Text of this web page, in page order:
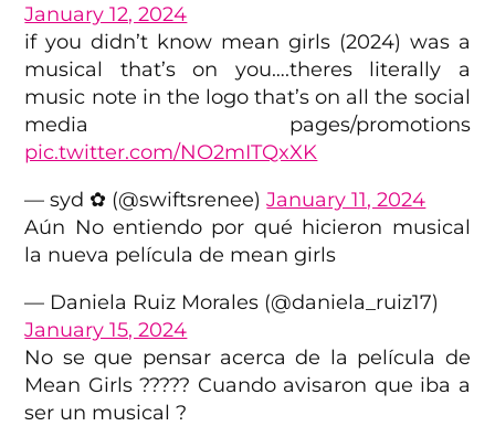
January 12, 2024
if you didn’t know mean girls (2024) was a
musical that’s on you….theres literally a
music note in the logo that’s on all the social
media pages/promotions
pic.twitter.com/NO2mITQxXK
— syd ✿ (@swiftsrenee)January 11, 2024
Aún No entiendo por qué hicieron musical
la nueva película de mean girls
— Daniela Ruiz Morales (@daniela_ruiz17)
January 15, 2024
No se que pensar acerca de la película de
Mean Girls ????? Cuando avisaron que iba a
ser un musical ?